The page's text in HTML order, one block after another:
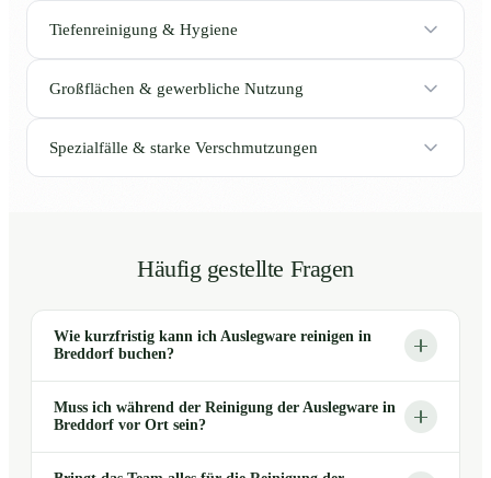
Tiefenreinigung & Hygiene
Großflächen & gewerbliche Nutzung
Spezialfälle & starke Verschmutzungen
Häufig gestellte Fragen
Wie kurzfristig kann ich Auslegware reinigen in
Breddorf buchen?
Muss ich während der Reinigung der Auslegware in
Breddorf vor Ort sein?